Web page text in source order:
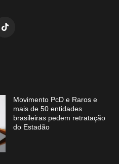
Movimento PcD e Raros e
mais de 50 entidades
brasileiras pedem retratação
do Estadão